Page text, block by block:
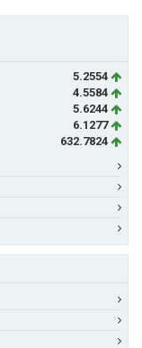
5.2554
4.5584
5.6244
6.1277
632.7824